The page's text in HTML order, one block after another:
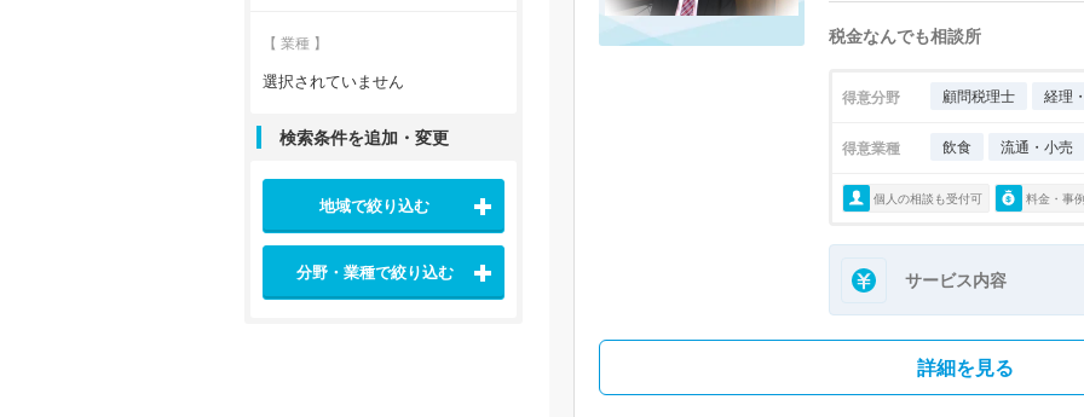
税金なんでも相談所
得意分野 顧問税理士 経理
得意業種 飲食 流通・小売
個人の相談も受付可 料金・事
サービス内容
詳細を見る
【 業種 】
選択されていません
検索条件を追加・変更
地域で絞り込む
分野・業種で絞り込む